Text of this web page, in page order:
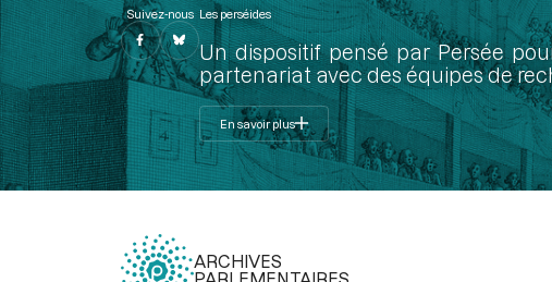
Suivez-nous Les perséides
Un dispositif pensé par Persée
partenariat avec des équipes de
En savoir plus
ARCHIVES